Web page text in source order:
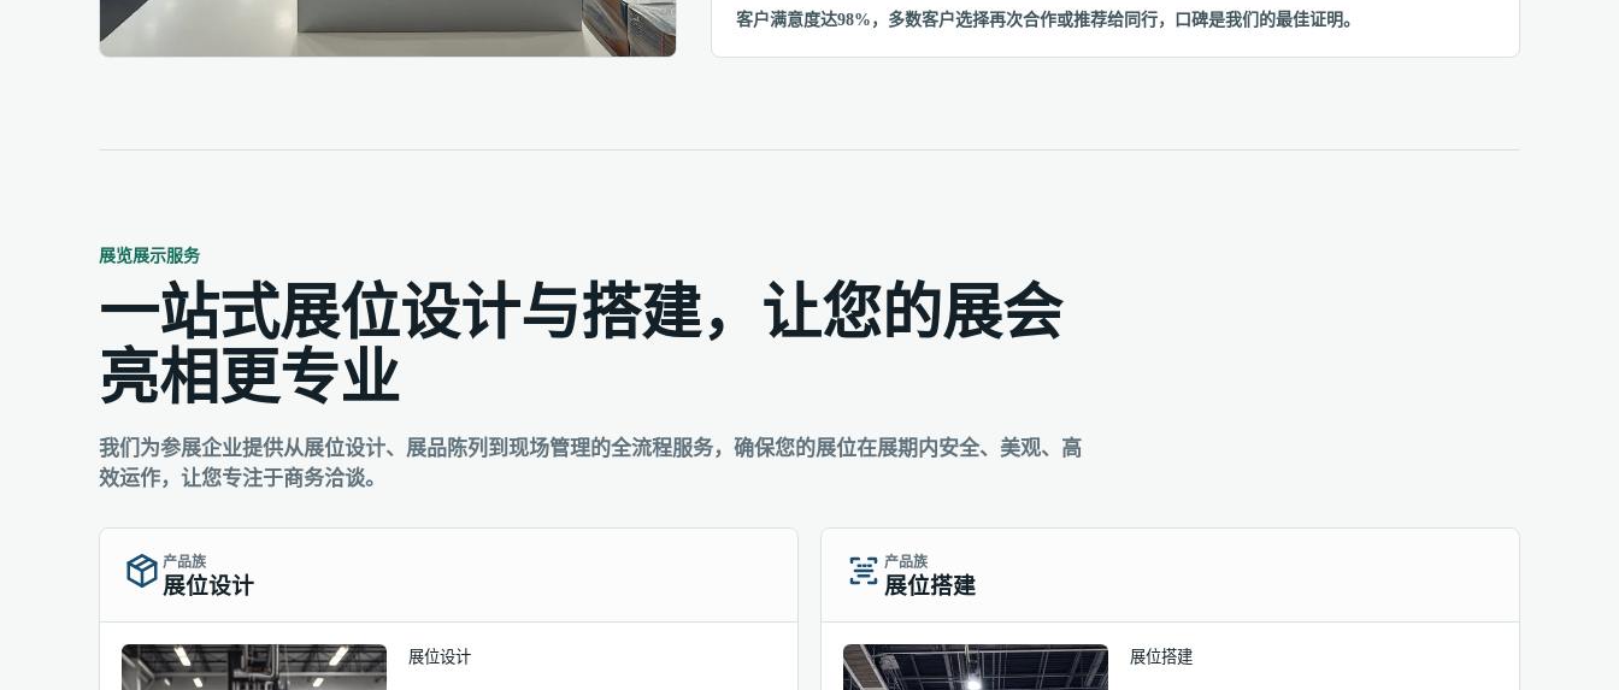
客户满意度达98%，多数客户选择再次合作或推荐给同行，口碑是我们的最佳证明。
展览展示服务
一站式展位设计与搭建，让您的展会
亮相更专业
我们为参展企业提供从展位设计、展品陈列到现场管理的全流程服务，确保您的展位在展期内安全、美观、高
效运作，让您专注于商务洽谈。
产品族
展位设计
展位设计
产品族
展位搭建
展位搭建